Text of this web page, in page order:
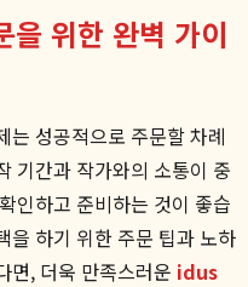
위한 완벽 가이
는 성공적으로 주문할 차례
기간과 작가와의 소통이 중
인하고 준비하는 것이 좋습
을 하기 위한 주문 팁과 노하
면, 더욱 만족스러운 idus